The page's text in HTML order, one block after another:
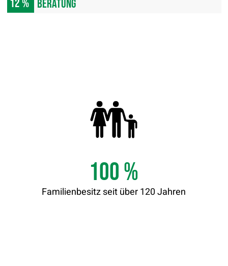
12% Beratung
100%
Familienbesitz seit über 120 Jahren